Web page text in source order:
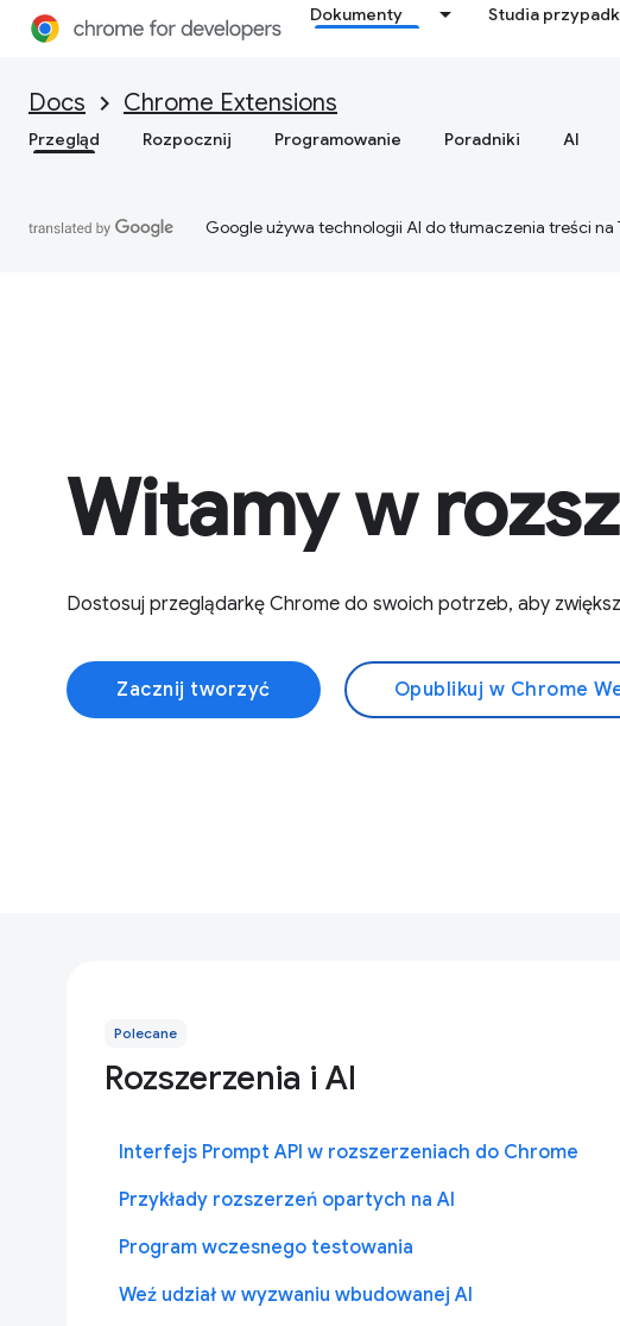
Dokumenty Studia
Docs Chrome Extensions
Przegląd Rozpocznij Programowanie Poradniki AI
Google używa technologii AI do tłumaczenia treści
Witamy w
Dostosuj przeglądarkę Chrome do swoich potrzeb, aby
Zacznij tworzyć Opublikuj w Chrome
Polecane
Rozszerzenia i AI
Interfejs Prompt API w rozszerzeniach do Chrome
Przykłady rozszerzeń opartych na AI
Program wczesnego testowania
Weź udział w wyzwaniu wbudowanej AI